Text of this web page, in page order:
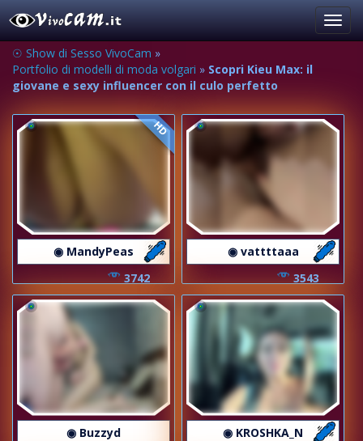
☉ Show di Sesso VivoCam »
Portfolio di modelli di moda volgari » Scopri Kieu Max: il
giovane e sexy influencer con il culo perfetto
HD
◉ MandyPeas
3742
◉ vattttaaa
3543
◉ Buzzyd
◉ KROSHKA_N